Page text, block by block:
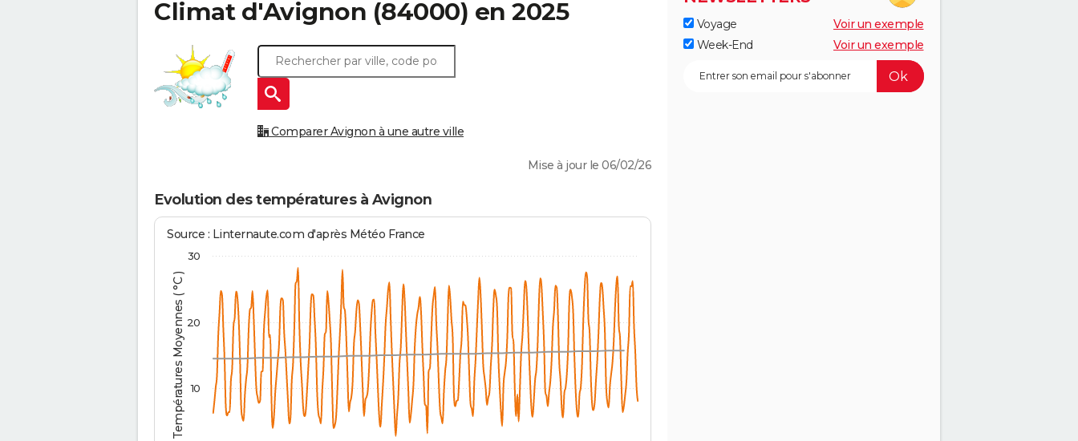
Climat d'Avignon (84000) en 2025
Comparer Avignon à une autre ville
Mise à jour le 06/02/26
Evolution des températures à Avignon
Températures Moyennes ( °C )
Source : Linternaute.com d'après Météo France
10
20
30
Voyage
Voir un exemple
Week-End
Voir un exemple